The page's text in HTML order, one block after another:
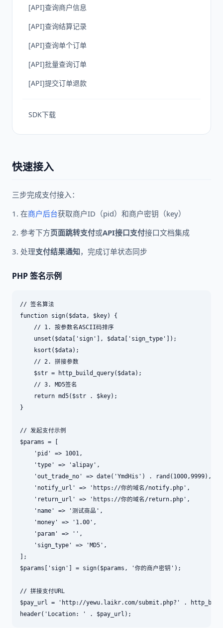
[API]查询商户信息
[API]查询结算记录
[API]查询单个订单
[API]批量查询订单
[API]提交订单退款
SDK下载
快速接入
三步完成支付接入：
1. 在商户后台获取商户ID（pid）和商户密钥（key）
2. 参考下方页面跳转支付或API接口支付接口文档集成
3. 处理支付结果通知，完成订单状态同步
PHP 签名示例
// 签名算法
function sign($data, $key) {
    // 1. 按参数名ASCII码排序
    unset($data['sign'], $data['sign_type']);
    ksort($data);
    // 2. 拼接参数
    $str = http_build_query($data);
    // 3. MD5签名
    return md5($str . $key);
}
// 发起支付示例
$params = [
    'pid' => 1001,
    'type' => 'alipay',
    'out_trade_no' => date('YmdHis') . rand(1000,9999),
    'notify_url' => 'https://你的域名/notify.php',
    'return_url' => 'https://你的域名/return.php',
    'name' => '测试商品',
    'money' => '1.00',
    'param' => '',
    'sign_type' => 'MD5',
];
$params['sign'] = sign($params, '你的商户密钥');
// 拼接支付URL
$pay_url = 'http://yewu.laikr.com/submit.php?' .
header('Location: ' . $pay_url);